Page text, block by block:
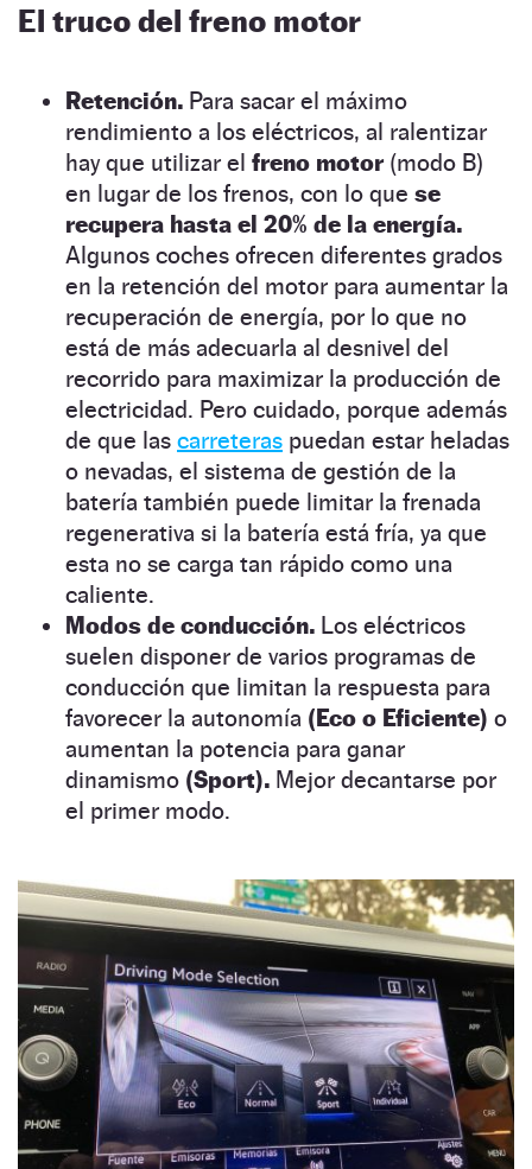
El truco del freno motor
Retención. Para sacar el máximo
rendimiento a los eléctricos, al ralentizar
hay que utilizar el freno motor(modo B)
en lugar de los frenos, con lo que se
recupera hasta el 20% de la energía.
Algunos coches ofrecen diferentes grados
en la retención del motor para aumentar la
recuperación de energía, por lo que no
está de más adecuarla al desnivel del
recorrido para maximizar la producción de
electricidad. Pero cuidado, porque además
de que las carreteras puedan estar heladas
o nevadas, el sistema de gestión de la
batería también puede limitar la frenada
regenerativa si la batería está fría, ya que
esta no se carga tan rápido como una
caliente.
Modos de conducción. Los eléctricos
suelen disponer de varios programas de
conducción que limitan la respuesta para
favorecer la autonomía (Eco o Eficiente) o
aumentan la potencia para ganar
dinamismo (Sport). Mejor decantarse por
el primer modo.